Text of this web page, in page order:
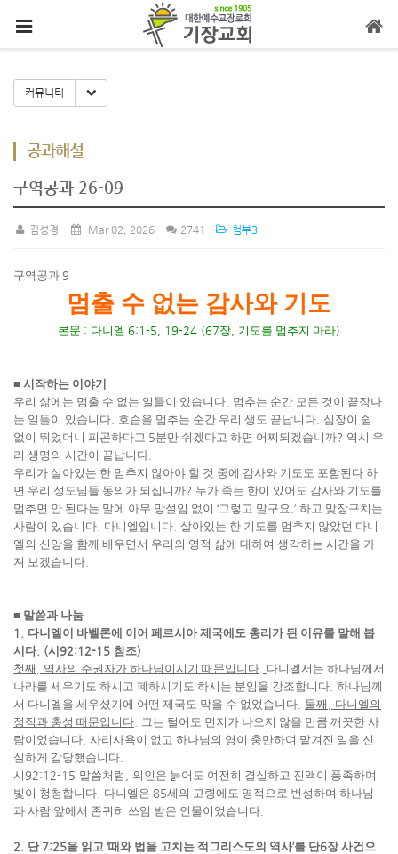
커뮤니티 Toggle Dropdown
공과해설
구역공과 26-09
김성경 Mar 02, 2026 2741 첨부3
구역공과 9
멈출 수 없는 감사와 기도
본문 : 다니엘 6:1-5, 19-24 (67장 기도를 멈추지 마라)
■ 시작하는 이야기
우리 삶에는 멈출 수 없는 일들이 있습니다 멈추는 순간 모든 것이 끝장나
는 일들이 있습니다 호습을 멈추는 순간 우리 생도 끝납니다 심장이 쉼
없이 뛰었더니 피곤하다고 5분만 쉬겠다고 하면 어찌되겠습니까? 역시 우
리 생명의 시간이 끝납니다
우리가 살아있는 한 멈추지 않아야 할 것 중에 감사와 기도도 포함된다 하
면 우리 성도님들 동의가 되십니까? 누가 죽는 한이 있어도 감사와 기도를
멈추면 안 된다는 말에 아무 망설임 없이 ‘그렇고 말구요 .’ 하고 맞장구치는
사람이 있습니다 다니엘입니다 살아있는 한 기도를 멈추지 않았던 다니
엘의 신앙을 함께 배우면서 우리의 영적 삶에 대하여 생각하는 시간을 가
져 보겠습니다
■ 말씀과 나눔
1. 다니엘이 바벨론에 이어 페르시아 제국에도 총리가 된 이유를 말해 봅
시다. (시 92:12-15 참조)
첫째
역사의 주권자가 하나님이시기 때문입니다 다니엘서는 하나님께서
나라를 세우기도 하시고 폐하시기도 하시는 분임을 강조합니다 하나님께
서 다니엘을 세우셨기에 어떤 제국도 막을 수 없었습니다 둘째
다니엘의
정직과 충성 때문입니다 그는 털어도 먼지가 나오지 않을 만큼 깨끗한 사
람이었습니다 사리사욕이 없고 하나님의 영이 충만하여 맡겨진 일을 신
실하게 감당했습니다
시92:12-15 말씀처럼
의인은 늙어도 여전히 결실하고 진액이 풍족하며
빛이 청청합니다 다니엘은 85세의 고령에도 영적으로 번성하며 하나님
과 사람 앞에서 존귀히 쓰임 받은 인물이었습니다
2. 단 7:25을 읽고 ‘때와 법을 고치는 적그리스도의 역사’를 단6장 사건으